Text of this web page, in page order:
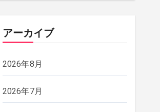
アーカイブ
2026年8月
2026年7月